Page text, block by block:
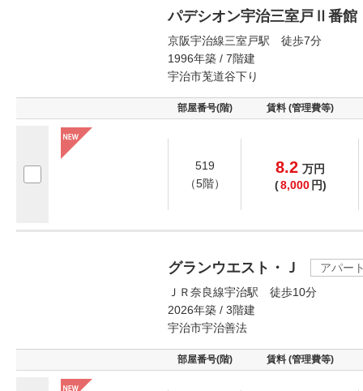
パデシオン宇治三室戸Ⅱ番館
京阪宇治線三室戸駅 徒歩7分
1996年築 / 7階建
宇治市莵道谷下り
部屋番号(階) 賃料 (管理費等)
519
（5階）
8.2 万円
(8,000 円)
グランウエスト・Ｊ
アパー
ＪＲ奈良線宇治駅 徒歩10分
2026年築 / 3階建
宇治市宇治善法
部屋番号(階) 賃料 (管理費等)